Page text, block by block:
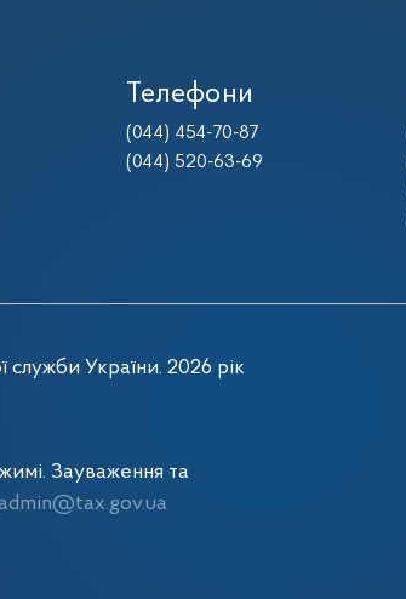
Телефони
(044) 454-70-87
(044) 520-63-69
служби України. 2026 рік
Зауваження та